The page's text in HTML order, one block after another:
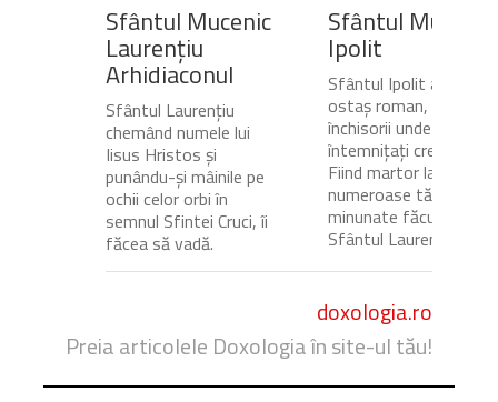
Sfântul Mucenic
Laurențiu
Arhidiaconul
Sfântul Laurențiu
chemând numele lui
Iisus Hristos și
punându-și mâinile pe
ochii celor orbi în
semnul Sfintei Cruci, îi
făcea să vadă.
Sfântul Mucenic
Ipolit
Sfântul Ipolit a fost
ostaș roman, gardian
închisorii unde erau
întemnițați creștinii.
Fiind martor la
numeroase tămăduiri
minunate făcute de
Sfântul Laurențiu,...
doxologia.ro
Preia articolele Doxologia în site-ul tău!